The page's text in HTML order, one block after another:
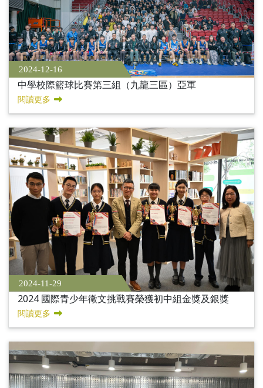
2024-12-16
中學校際籃球比賽第三組（九龍三區）亞軍
閱讀更多
2024-11-29
2024 國際青少年徵文挑戰賽榮獲初中組金獎及銀獎
閱讀更多